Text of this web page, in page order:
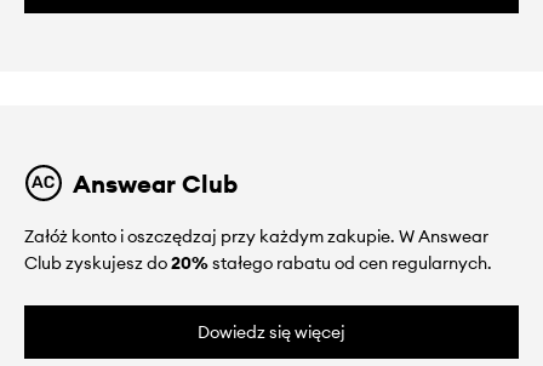
Answear Club
Załóż konto i oszczędzaj przy każdym zakupie. W Answear
Club zyskujesz do20%stałego rabatu od cen regularnych.
Dowiedz się więcej